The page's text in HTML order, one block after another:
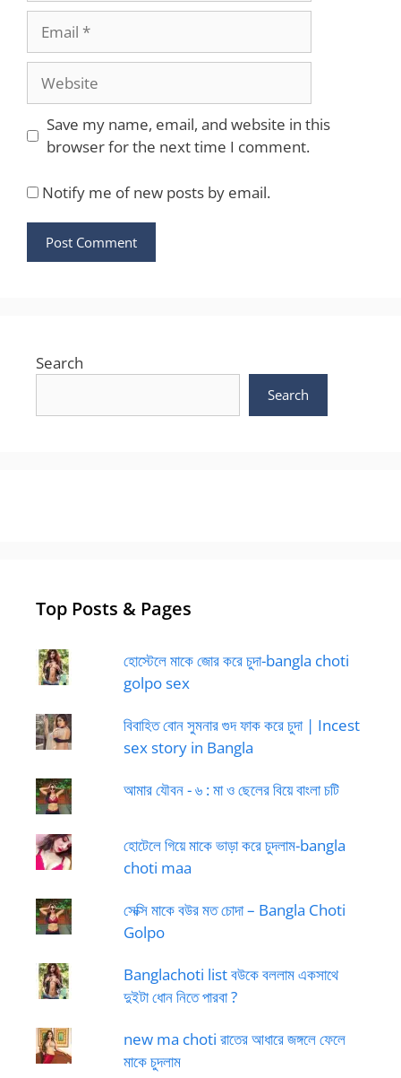
Website
Save my name, email, and website in this
browser for the next time I comment.
Notify me of new posts by email.
Search
Search
Top Posts & Pages
হোস্টেলে মাকে জোর করে চুদা-bangla choti
golpo sex
বিবাহিত বোন সুমনার গুদ ফাক করে চুদা | Incest
sex story in Bangla
আমার যৌবন - ৬ : মা ও ছেলের বিয়ে বাংলা চটি
হোটেলে গিয়ে মাকে ভাড়া করে চুদলাম-bangla
choti maa
সেক্সি মাকে বউর মত চোদা – Bangla Choti
Golpo
Banglachoti list বউকে বললাম একসাথে
দুইটা ধোন নিতে পারবা ?
new ma choti রাতের আধারে জঙ্গলে ফেলে
মাকে চুদলাম